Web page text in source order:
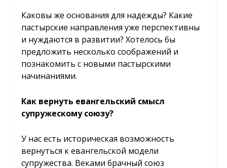
Каковы же основания для надежды? Какие
пастырские направления уже перспективны
и нуждаются в развитии? Хотелось бы
предложить несколько соображений и
познакомить с новыми пастырскими
начинаниями.
Как вернуть евангельский смысл
супружескому союзу?
У нас есть историческая возможность
вернуться к евангельской модели
супружества. Веками брачный союз